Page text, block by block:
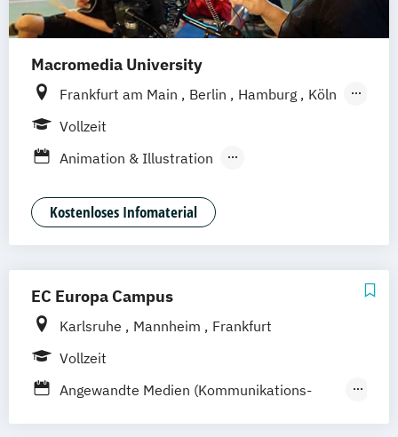
Macromedia University
Frankfurt am Main Berlin Hamburg
Köln
Leipzig
Vollzeit
Animation & Illustration
Design Management (EN)
Digital Music Production
Games Management
Medien- und Kommunikationsdesign
Medien- und Kommunikationsmanagement
Kostenloses Infomaterial
EC Europa Campus
Karlsruhe Mannheim
Frankfurt
Vollzeit
Angewandte Medien (Kommunikations-